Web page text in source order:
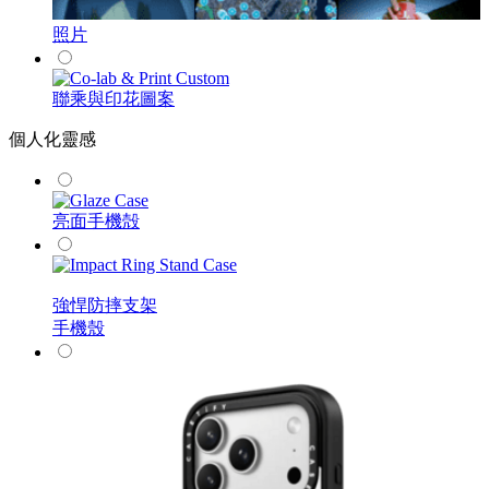
照片
聯乘與印花圖案
個人化靈感
亮面手機殻
強悍防摔支架
手機殼